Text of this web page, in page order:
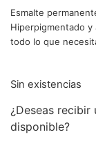
Esmalte
Hiperpigmentado y
todo lo que
Sin existencias
¿Deseas recibir
disponible?